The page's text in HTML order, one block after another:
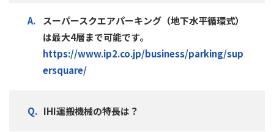
スーパースクエアパーキング（地下水平循環式）
は最大4層まで可能です。
https://www.ip2.co.jp/business/parking/sup
ersquare/
IHI運搬機械の特長は？